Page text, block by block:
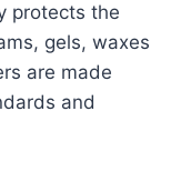
protects the
gels, waxes
are made
and